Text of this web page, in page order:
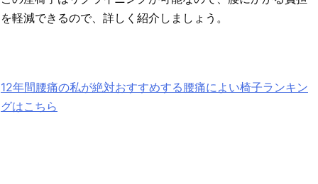
を軽減できるので、詳しく紹介しましょう。
12年間腰痛の私が絶対おすすめする腰痛によい椅子ランキン
グはこちら